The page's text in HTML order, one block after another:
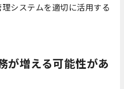
システムを適切に活用する
が増える可能性があ